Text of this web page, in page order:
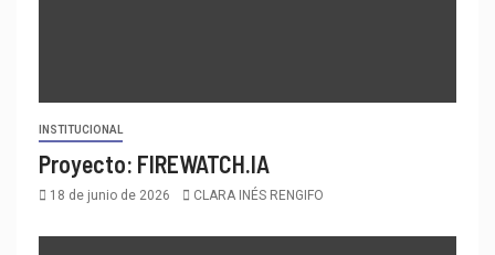
INSTITUCIONAL
Proyecto: FIREWATCH.IA
18 de junio de 2026 CLARA INÉS RENGIFO